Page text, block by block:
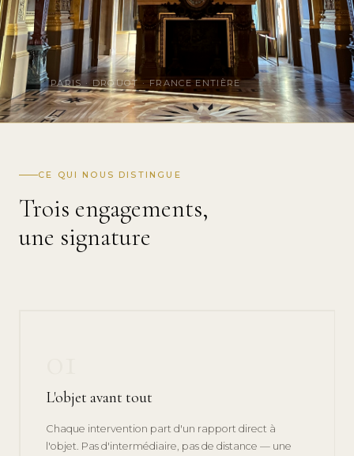
PARIS · DROUOT · FRANCE ENTIÈRE
CE QUI NOUS DISTINGUE
Trois engagements,
une signature
L'objet avant tout
Chaque intervention part d'un rapport direct à
l'objet. Pas d'intermédiaire, pas de distance — une